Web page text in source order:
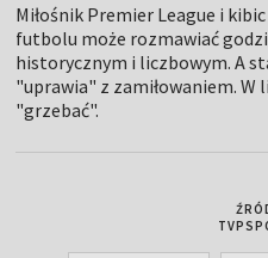
Miłośnik Premier League i
futbolu może rozmawiać
historycznym i liczbowym. A
"uprawia" z zamiłowaniem. W
"grzebać".